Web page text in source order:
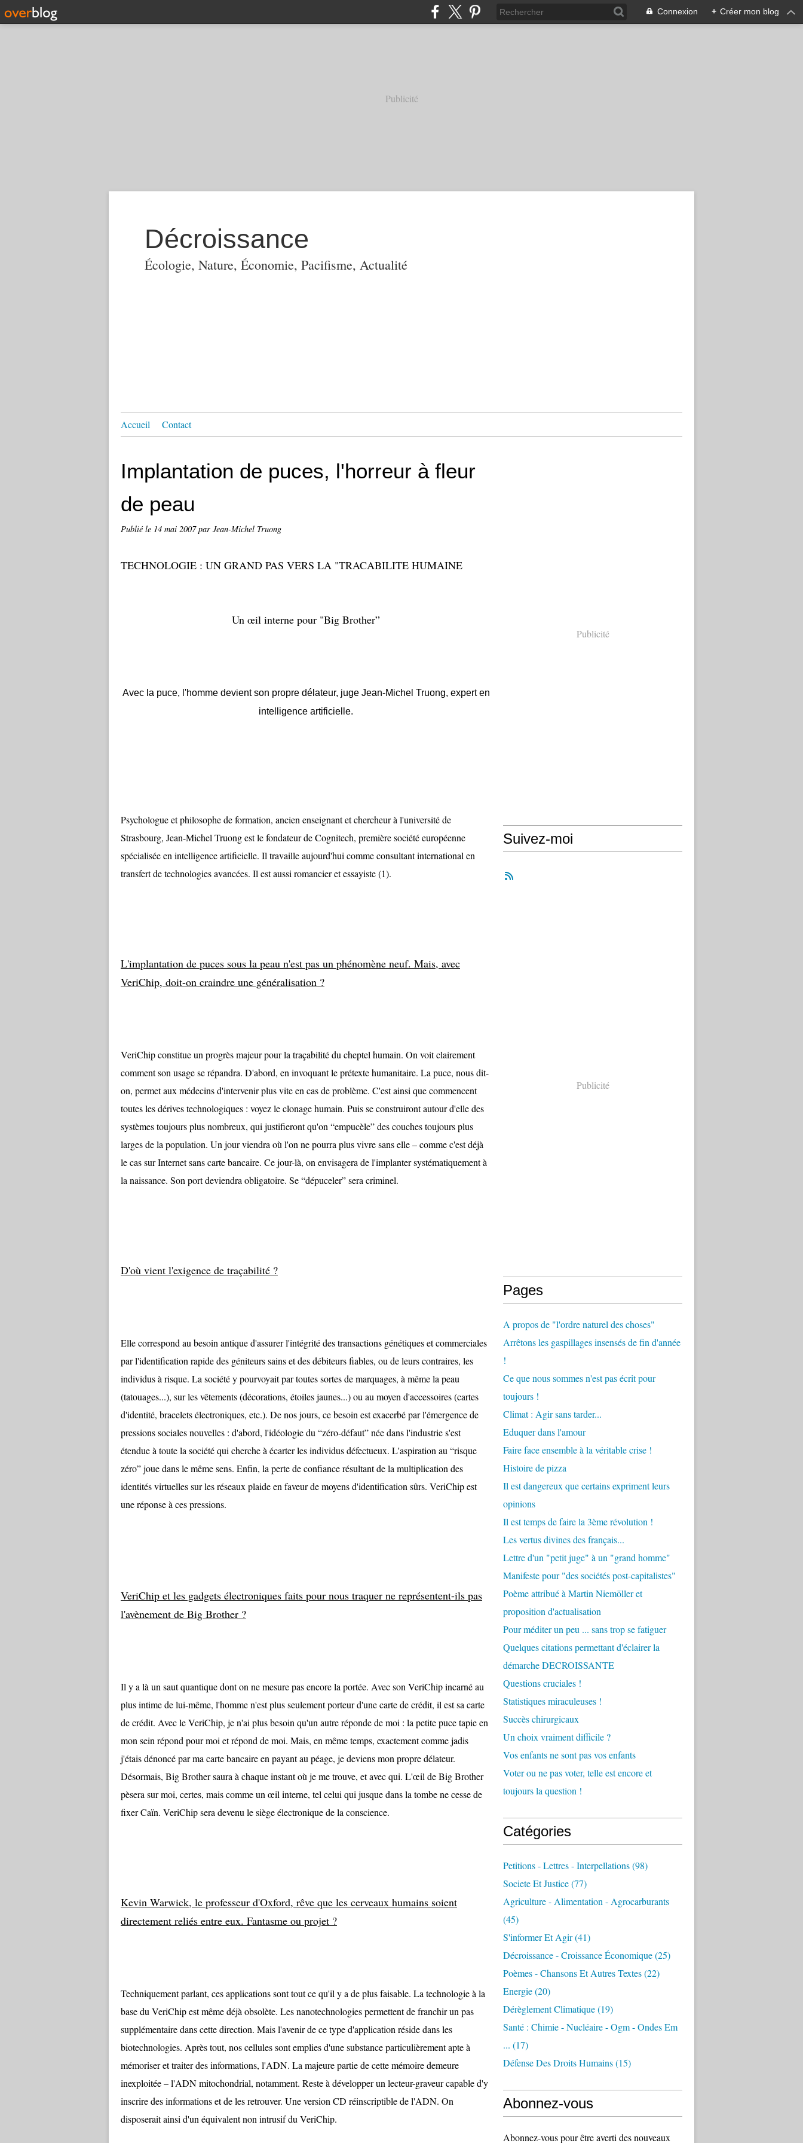
Connexion + Créer mon blog
Publicité
Décroissance
Écologie, Nature, Économie, Pacifisme, Actualité
Accueil Contact
Implantation de puces, l'horreur à fleur
de peau
Publié le 14 mai 2007par Jean-Michel Truong
TECHNOLOGIE : UN GRAND PAS VERS LA "TRACABILITE HUMAINE
Un œil interne pour "Big Brother”
Avec la puce, l'homme devient son propre délateur, juge Jean-Michel Truong, expert en
intelligence artificielle.
Psychologue et philosophe de formation, ancien enseignant et chercheur à l'université de
Strasbourg, Jean-Michel Truong est le fondateur de Cognitech, première société européenne
spécialisée en intelligence artificielle. Il travaille aujourd'hui comme consultant international en
transfert de technologies avancées. Il est aussi romancier et essayiste (1).
L'implantation de puces sous la peau n'est pas un phénomène neuf. Mais, avec
VeriChip, doit-on craindre une généralisation ?
VeriChip constitue un progrès majeur pour la traçabilité du cheptel humain. On voit clairement
comment son usage se répandra. D'abord, en invoquant le prétexte humanitaire. La puce, nous dit-
on, permet aux médecins d'intervenir plus vite en cas de problème. C'est ainsi que commencent
toutes les dérives technologiques : voyez le clonage humain. Puis se construiront autour d'elle des
systèmes toujours plus nombreux, qui justifieront qu'on “empucèle” des couches toujours plus
larges de la population. Un jour viendra où l'on ne pourra plus vivre sans elle – comme c'est déjà
le cas sur Internet sans carte bancaire. Ce jour-là, on envisagera de l'implanter systématiquement à
la naissance. Son port deviendra obligatoire. Se “dépuceler” sera criminel.
D'où vient l'exigence de traçabilité ?
Elle correspond au besoin antique d'assurer l'intégrité des transactions génétiques et commerciales
par l'identification rapide des géniteurs sains et des débiteurs fiables, ou de leurs contraires, les
individus à risque. La société y pourvoyait par toutes sortes de marquages, à même la peau
(tatouages...), sur les vêtements (décorations, étoiles jaunes...) ou au moyen d'accessoires (cartes
d'identité, bracelets électroniques, etc.). De nos jours, ce besoin est exacerbé par l'émergence de
pressions sociales nouvelles : d'abord, l'idéologie du “zéro-défaut” née dans l'industrie s'est
étendue à toute la société qui cherche à écarter les individus défectueux. L'aspiration au “risque
zéro” joue dans le même sens. Enfin, la perte de confiance résultant de la multiplication des
identités virtuelles sur les réseaux plaide en faveur de moyens d'identification sûrs. VeriChip est
une réponse à ces pressions.
VeriChip et les gadgets électroniques faits pour nous traquer ne représentent-ils pas
l'avènement de Big Brother ?
Il y a là un saut quantique dont on ne mesure pas encore la portée. Avec son VeriChip incarné au
plus intime de lui-même, l'homme n'est plus seulement porteur d'une carte de crédit, il est sa carte
de crédit. Avec le VeriChip, je n'ai plus besoin qu'un autre réponde de moi : la petite puce tapie en
mon sein répond pour moi et répond de moi. Mais, en même temps, exactement comme jadis
j'étais dénoncé par ma carte bancaire en payant au péage, je deviens mon propre délateur.
Désormais, Big Brother saura à chaque instant où je me trouve, et avec qui. L'œil de Big Brother
pèsera sur moi, certes, mais comme un œil interne, tel celui qui jusque dans la tombe ne cesse de
fixer Caïn. VeriChip sera devenu le siège électronique de la conscience.
Kevin Warwick, le professeur d'Oxford, rêve que les cerveaux humains soient
directement reliés entre eux. Fantasme ou projet ?
Techniquement parlant, ces applications sont tout ce qu'il y a de plus faisable. La technologie à la
base du VeriChip est même déjà obsolète. Les nanotechnologies permettent de franchir un pas
supplémentaire dans cette direction. Mais l'avenir de ce type d'application réside dans les
biotechnologies. Après tout, nos cellules sont emplies d'une substance particulièrement apte à
mémoriser et traiter des informations, l'ADN. La majeure partie de cette mémoire demeure
inexploitée – l'ADN mitochondrial, notamment. Reste à développer un lecteur-graveur capable d'y
inscrire des informations et de les retrouver. Une version CD réinscriptible de l'ADN. On
disposerait ainsi d'un équivalent non intrusif du VeriChip.
Publicité
Suivez-moi
Publicité
Pages
A propos de "l'ordre naturel des choses"
Arrêtons les gaspillages insensés de fin d'année
!
Ce que nous sommes n'est pas écrit pour
toujours !
Climat : Agir sans tarder...
Eduquer dans l'amour
Faire face ensemble à la véritable crise !
Histoire de pizza
Il est dangereux que certains expriment leurs
opinions
Il est temps de faire la 3ème révolution !
Les vertus divines des français...
Lettre d'un "petit juge" à un "grand homme"
Manifeste pour "des sociétés post-capitalistes"
Poème attribué à Martin Niemöller et
proposition d'actualisation
Pour méditer un peu ... sans trop se fatiguer
Quelques citations permettant d'éclairer la
démarche DECROISSANTE
Questions cruciales !
Statistiques miraculeuses !
Succès chirurgicaux
Un choix vraiment difficile ?
Vos enfants ne sont pas vos enfants
Voter ou ne pas voter, telle est encore et
toujours la question !
Catégories
Petitions - Lettres - Interpellations(98)
Societe Et Justice(77)
Agriculture - Alimentation - Agrocarburants
(45)
S'informer Et Agir(41)
Décroissance - Croissance Économique(25)
Poèmes - Chansons Et Autres Textes(22)
Energie(20)
Dérèglement Climatique(19)
Santé : Chimie - Nucléaire - Ogm - Ondes Em
... (17)
Défense Des Droits Humains(15)
Abonnez-vous
Abonnez-vous pour être averti des nouveaux